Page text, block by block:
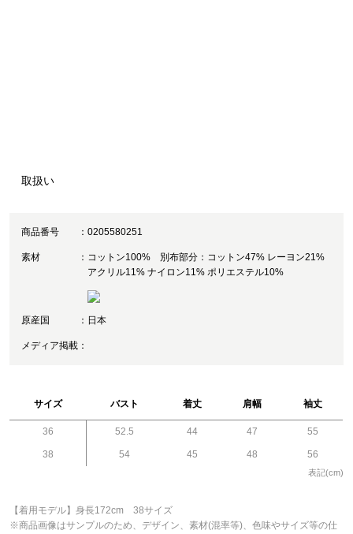
取扱い
商品番号 0205580251
素材
コットン100% 別布部分：コットン47% レーヨン21%
アクリル11% ナイロン11% ポリエステル10%
原産国 日本
メディア掲載
サイズ バスト 着丈 肩幅 袖丈
36 52.5 44 47 55
38 54 45 48 56
表記(cm)
【着用モデル】身長172cm 38サイズ
※商品画像はサンプルのため、デザイン、素材(混率等)、色味やサイズ等の仕